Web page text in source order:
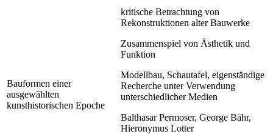
Bauformen einer
ausgewählten
kunsthistorischen Epoche
kritische Betrachtung von
Rekonstruktionen alter Bauwerke
Zusammenspiel von Ästhetik und
Funktion
Modellbau, Schautafel, eigenständige
Recherche unter Verwendung
unterschiedlicher Medien
Balthasar Permoser, George Bähr,
Hieronymus Lotter